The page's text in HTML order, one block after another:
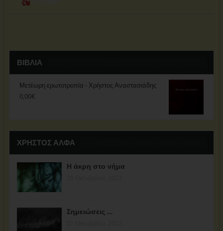
ΒΙΒΛΊΑ
Μετέωρη ερωτοτροπία - Χρήστος Αναστασιάδης
0,00€
ΧΡΗΣΤΟΣ ΑΛΦΑ
Η άκρη στο νήμα
Σημειώσεις …